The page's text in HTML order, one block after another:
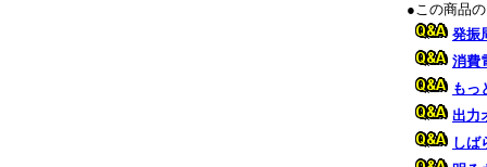
●この商品
発振
消費
もっ
出力
しば